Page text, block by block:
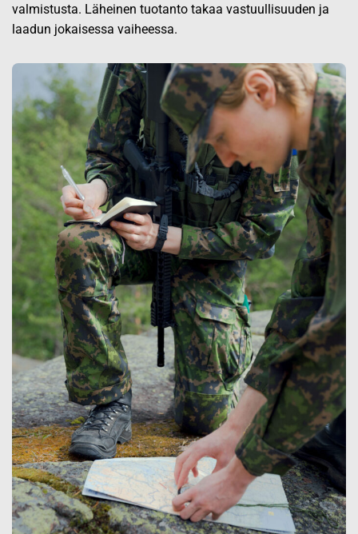
valmistusta. Läheinen tuotanto takaa vastuullisuuden ja
laadun jokaisessa vaiheessa.